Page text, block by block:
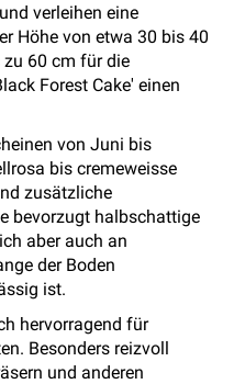
verleihen eine
Höhe von etwa 30 bis 40
60 cm für die
Forest Cake' einen
von Juni bis
bis cremeweisse
zusätzliche
bevorzugt halbschattige
aber auch an
der Boden
ist.
hervorragend für
Besonders reizvoll
und anderen